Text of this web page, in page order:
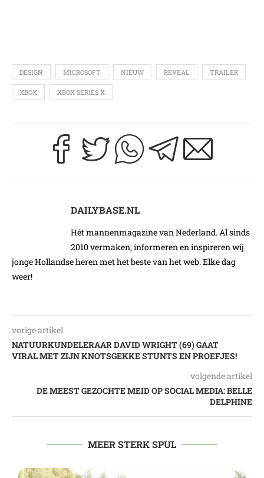
DESIGN MICROSOFT NIEUW REVEAL TRAILER
XBOX XBOX SERIES X
DAILYBASE.NL
Hét mannenmagazine van Nederland. Al sinds
2010 vermaken, informeren en inspireren wij
jonge Hollandse heren met het beste van het web. Elke dag
weer!
vorige artikel
NATUURKUNDELERAAR DAVID WRIGHT (69) GAAT
VIRAL MET ZIJN KNOTSGEKKE STUNTS EN PROEFJES!
volgende artikel
DE MEEST GEZOCHTE MEID OP SOCIAL MEDIA: BELLE
DELPHINE
MEER STERK SPUL